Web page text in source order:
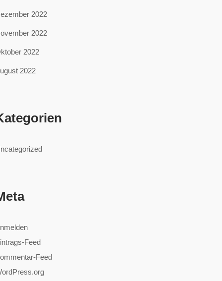
2022
2022
2022
2022
Feed
Feed